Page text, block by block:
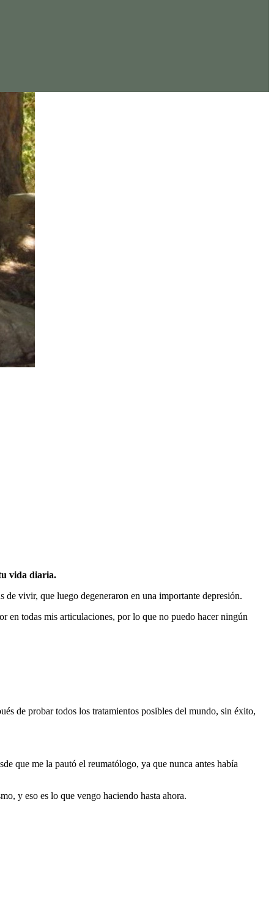
vida diaria.
vivir, que luego degeneraron en una importante depresión.
en todas mis articulaciones, por lo que no puedo hacer ningún
de probar todos los tratamientos posibles del mundo, sin éxito,
que me la pautó el reumatólogo, ya que nunca antes había
y eso es lo que vengo haciendo hasta ahora.